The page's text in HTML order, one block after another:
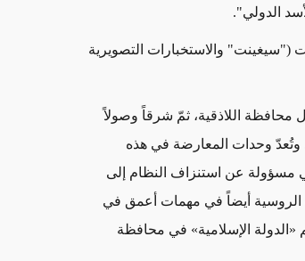
الدولي".
("سيغينت" والاستخبارات التصويرية
محافظة اللاذقية، ثمّ شرقاً وصولاً
وحدات المعارضة في هذه
مسؤولة عن استنزاف النظام إلى
الروسية أيضاً في مهمات أعمق في
الإسلامية» في محافظة